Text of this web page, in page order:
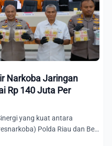
Narkoba Jaringan
Rp 140 Juta Per
yang kuat antara
Polda Riau dan Bea